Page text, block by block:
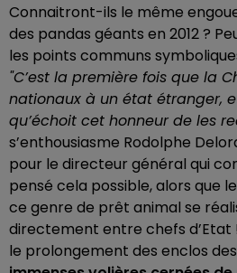
Connaitront-ils le même
des pandas géants en 2012 ?
les points communs
"C’est la première fois que la
nationaux à un état étranger,
qu’échoit cet honneur de les
s’enthousiasme Rodolphe
pour le directeur général qui
pensé cela possible, alors que
ce genre de prêt animal se
directement entre chefs d’Etat
le prolongement des enclos